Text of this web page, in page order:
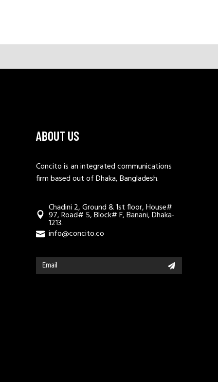
ABOUT US
Concito is an integrated communications
firm based out of Dhaka, Bangladesh.
Chadini 2, Ground & 1st floor, House#
97, Road# 5, Block# F, Banani, Dhaka-
1213.
info@concito.co